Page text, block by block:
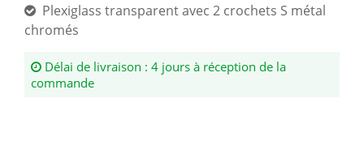
Plexiglass transparent avec 2 crochets S métal
chromés
Délai de livraison : 4 jours à réception de la
commande